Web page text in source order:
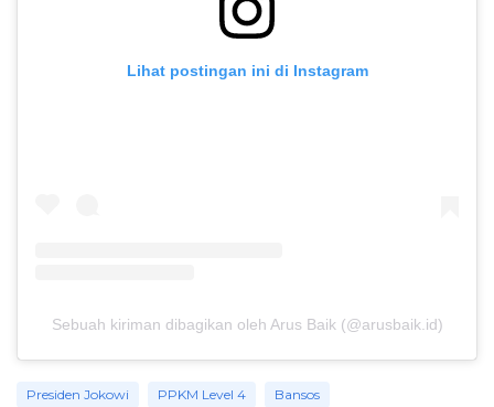
Lihat postingan ini di Instagram
Sebuah kiriman dibagikan oleh Arus Baik (@arusbaik.id)
Presiden Jokowi PPKM Level 4 Bansos